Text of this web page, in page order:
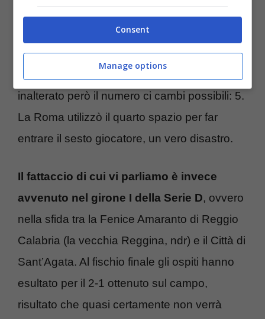
l’errore compiuto dal tecnico, Paulo Fonseca
e dai suoi collaboratori. Durante l’overtime
infatti, è consentito avere un altro slot, ovvero
quattro invece di tre. Il regolamento lascia
inalterato però il numero ci cambi possibili: 5.
La Roma utilizzò il quarto spazio per far
entrare il sesto giocatore, un vero disastro.
Il fattaccio di cui vi parliamo è invece
avvenuto nel girone I della Serie D, ovvero
nella sfida tra la Fenice Amaranto di Reggio
Calabria (la vecchia Reggina, ndr) e il Città di
Sant’Agata. Al fischio finale gli ospiti hanno
esultato per il 2-1 ottenuto sul campo,
risultato che quasi certamente non verrà
Consent
Manage options